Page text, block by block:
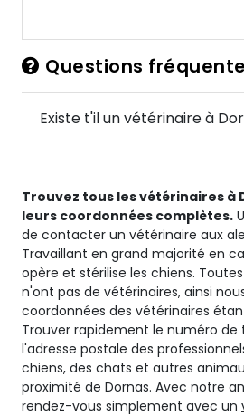
Questions
Existe t'il un vétérinaire à
Trouvez tous les vétérinaires à
leurs coordonnées complètes.
de contacter un vétérinaire aux
Travaillant en grand majorité en
opère et stérilise les chiens.
n'ont pas de vétérinaires, ainsi
coordonnées des vétérinaires
Trouver rapidement le numéro de
l'adresse postale des
chiens, des chats et autres
proximité de Dornas. Avec notre
rendez-vous simplement avec un